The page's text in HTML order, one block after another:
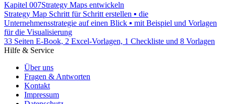
Kapitel 007Strategy Maps entwickeln
Strategy Map Schritt für Schritt erstellen ▪ die
Unternehmensstrategie auf einen Blick ▪ mit Beispiel und Vorlagen
für die Visualisierung
33 Seiten E-Book, 2 Excel-Vorlagen, 1 Checkliste und 8 Vorlagen
Hilfe & Service
Über uns
Fragen & Antworten
Kontakt
Impressum